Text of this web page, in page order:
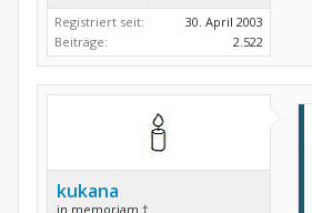
Registriert seit:
30. April 2003
Beiträge:
2.522
kukana
in memoriam †